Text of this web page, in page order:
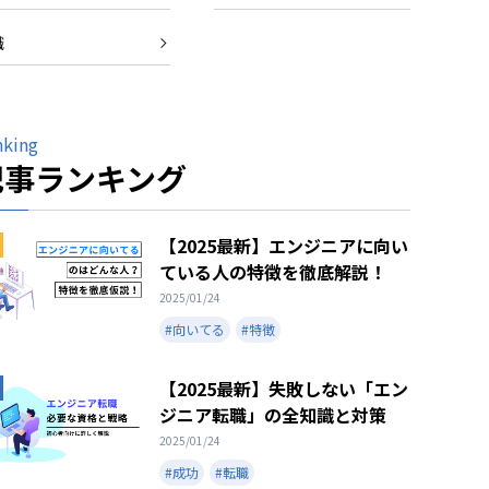
ランキング
【2025最新】エンジニアに向い
ている人の特徴を徹底解説！
2025/01/24
#向いてる #特徴
【2025最新】失敗しない「エン
ジニア転職」の全知識と対策
2025/01/24
#成功 #転職